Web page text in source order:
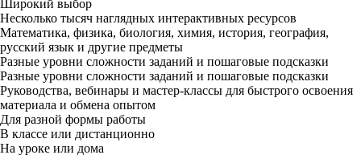
Широкий выбор
Несколько тысяч наглядных интерактивных ресурсов
Математика, физика, биология, химия, история, география,
русский язык и другие предметы
Разные уровни сложности заданий и пошаговые подсказки
Разные уровни сложности заданий и пошаговые подсказки
Руководства, вебинары и мастер-классы для быстрого освоения
материала и обмена опытом
Для разной формы работы
В классе или дистанционно
На уроке или дома